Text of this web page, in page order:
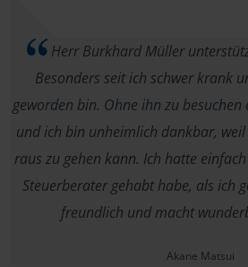
Herr Burkhard Müller
Besonders seit ich schwer krank
geworden bin. Ohne ihn zu
und ich bin unheimlich dankbar,
raus zu gehen kann. Ich hatte
Steuerberater gehabt habe, als ich
freundlich und macht
Akane Matsui